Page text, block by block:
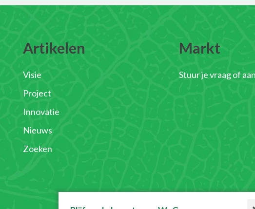
Artikelen
Visie
Project
Innovatie
Nieuws
Zoeken
Markt
Stuur je vraag of